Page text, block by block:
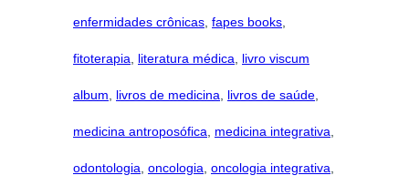
p
i
o
enfermidades crônicas, fapes books
fitoterapia, literatura médica, livro viscum
album, livros de medicina, livros de saúde
medicina antroposófica, medicina integrativa
odontologia, oncologia, oncologia integrativa